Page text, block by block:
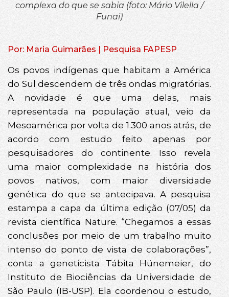
complexa do que se sabia (foto: Mário Vilella /
Funai)
Por: Maria Guimarães | Pesquisa FAPESP
Os povos indígenas que habitam a América
do Sul descendem de três ondas migratórias.
A novidade é que uma delas, mais
representada na população atual, veio da
Mesoamérica por volta de 1.300 anos atrás, de
acordo com estudo feito apenas por
pesquisadores do continente. Isso revela
uma maior complexidade na história dos
povos nativos, com maior diversidade
genética do que se antecipava. A pesquisa
estampa a capa da última edição (07/05) da
revista científica Nature. “Chegamos a essas
conclusões por meio de um trabalho muito
intenso do ponto de vista de colaborações”,
conta a geneticista Tábita Hünemeier, do
Instituto de Biociências da Universidade de
São Paulo (IB-USP). Ela coordenou o estudo,